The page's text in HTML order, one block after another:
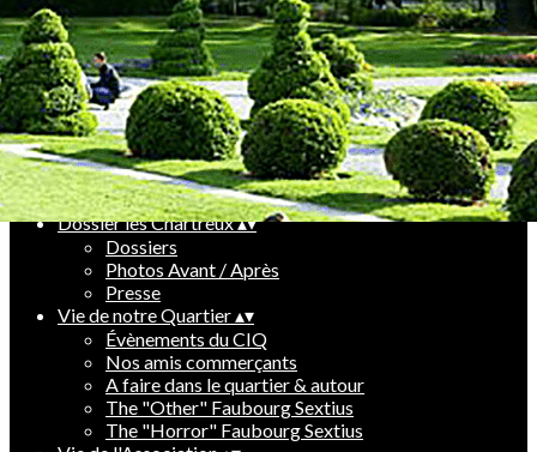
Accueil▴▾
Sondages▴▾
Infos très pratiques▴▾
Le vivre ensemble dans le quartier
Agenda
Liens utiles
Requalification du quartier faubourg▴▾
Le futur quartier faubourg
On parle de nous
Dossier les Chartreux▴▾
Dossiers
Photos Avant / Après
Presse
Vie de notre Quartier▴▾
Évènements du CIQ
Nos amis commerçants
A faire dans le quartier & autour
The "Other" Faubourg Sextius
The "Horror" Faubourg Sextius